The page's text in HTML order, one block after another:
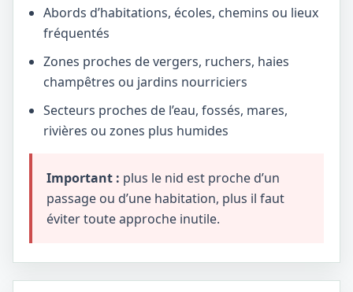
Abords d’habitations, écoles, chemins ou lieux
fréquentés
Zones proches de vergers, ruchers, haies
champêtres ou jardins nourriciers
Secteurs proches de l’eau, fossés, mares,
rivières ou zones plus humides
Important : plus le nid est proche d’un
passage ou d’une habitation, plus il faut
éviter toute approche inutile.